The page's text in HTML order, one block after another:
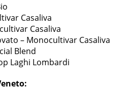
Casaliva
Casaliva
– Monocultivar Casaliva
Blend
Laghi Lombardi